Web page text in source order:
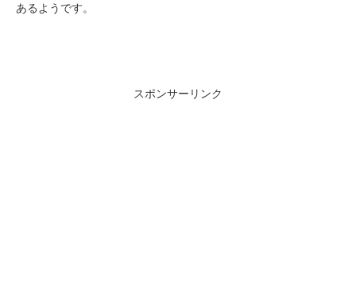
あるようです。
スポンサーリンク